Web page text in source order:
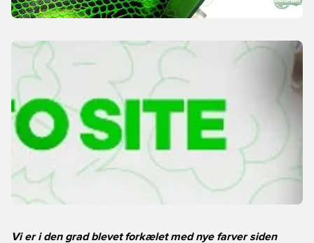
Vi er i den grad blevet forkælet med nye farver siden